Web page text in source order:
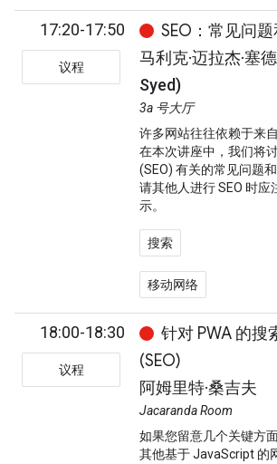
17:20-17:50
议程
SEO：常见问
马利克·迈拉杰·塞
Syed)
3a 号大厅
许多网站往往依赖于来
在本次讲座中，我们将
(SEO) 有关的常见问题
请其他人进行 SEO 时应
示。
搜索
移动网络
18:00-18:30
议程
针对 PWA 的搜
(SEO)
阿姆里特·桑吉夫
Jacaranda Room
如果您留意几个关键方
其他基于 JavaScript 的